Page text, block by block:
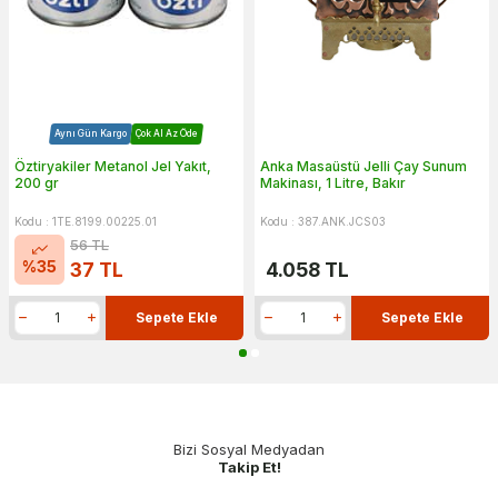
Aynı Gün Kargo Çok Al Az Öde
Öztiryakiler Metanol Jel Yakıt,
200 gr
Kodu : 1TE.8199.00225.01
%35
56TL
37 TL
Sepete Ekle
Anka Masaüstü Jelli Çay Sunum
Makinası, 1 Litre, Bakır
Kodu : 387.ANK.JCS03
4.058 TL
Sepete Ekle
Bizi Sosyal Medyadan
Takip Et!